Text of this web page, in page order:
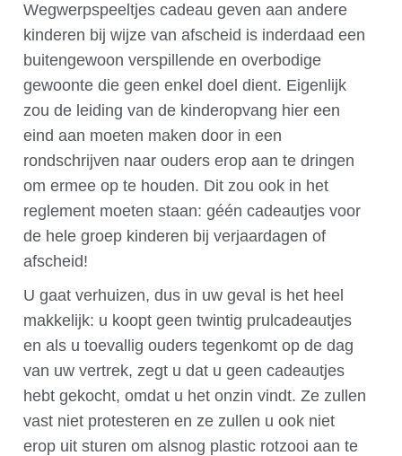
Wegwerpspeeltjes cadeau geven aan andere
kinderen bij wijze van afscheid is inderdaad een
buitengewoon verspillende en overbodige
gewoonte die geen enkel doel dient. Eigenlijk
zou de leiding van de kinderopvang hier een
eind aan moeten maken door in een
rondschrijven naar ouders erop aan te dringen
om ermee op te houden. Dit zou ook in het
reglement moeten staan: géén cadeautjes voor
de hele groep kinderen bij verjaardagen of
afscheid!
U gaat verhuizen, dus in uw geval is het heel
makkelijk: u koopt geen twintig prulcadeautjes
en als u toevallig ouders tegenkomt op de dag
van uw vertrek, zegt u dat u geen cadeautjes
hebt gekocht, omdat u het onzin vindt. Ze zullen
vast niet protesteren en ze zullen u ook niet
erop uit sturen om alsnog plastic rotzooi aan te